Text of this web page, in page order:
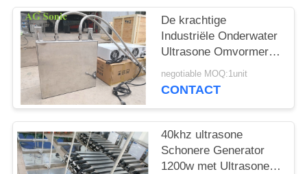
POLICY
De krachtige
Industriële Onderwater
Ultrasone Omvormer
van de
Omvormeronderdompeling
negotiable MOQ:1unit
CONTACT
40khz ultrasone
Schonere Generator
1200w met Ultrasone